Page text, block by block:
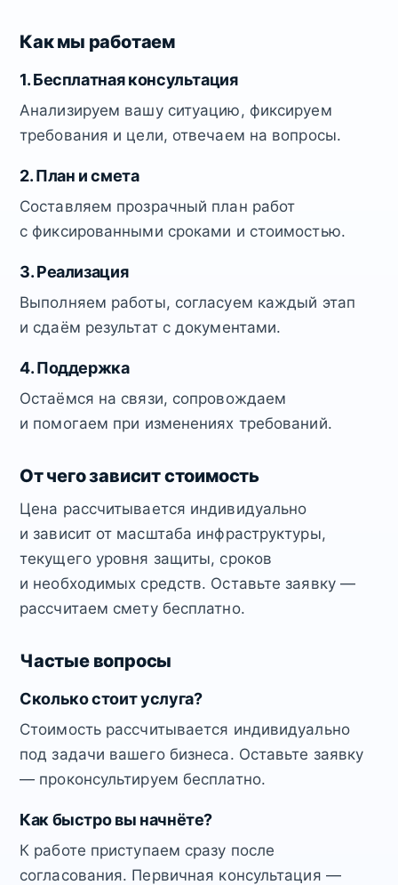
Как мы работаем
1. Бесплатная консультация
Анализируем вашу ситуацию, фиксируем
требования и цели, отвечаем на вопросы.
2. План и смета
Составляем прозрачный план работ
с фиксированными сроками и стоимостью.
3. Реализация
Выполняем работы, согласуем каждый этап
и сдаём результат с документами.
4. Поддержка
Остаёмся на связи, сопровождаем
и помогаем при изменениях требований.
От чего зависит стоимость
Цена рассчитывается индивидуально
и зависит от масштаба инфраструктуры,
текущего уровня защиты, сроков
и необходимых средств. Оставьте заявку —
рассчитаем смету бесплатно.
Частые вопросы
Сколько стоит услуга?
Стоимость рассчитывается индивидуально
под задачи вашего бизнеса. Оставьте заявку
— проконсультируем бесплатно.
Как быстро вы начнёте?
К работе приступаем сразу после
согласования. Первичная консультация —